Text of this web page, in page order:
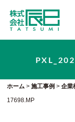
ホーム> 施工事例 > 企業
17698.MP